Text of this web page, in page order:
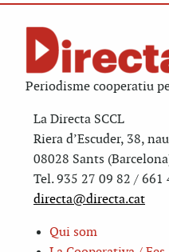
Periodisme cooperatiu
La Directa SCCL
Riera d’Escuder, 38,
08028 Sants
Tel. 935 27 09 82 / 661
directa@directa.cat
Qui som